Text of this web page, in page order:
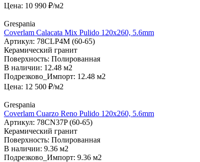
Цена: 10 990 ₽/м2
Grespania
Coverlam Calacata Mix Pulido 120х260, 5.6mm
Артикул: 78CLP4M (60-65)
Керамический гранит
Поверхность: Полированная
В наличии: 12.48 м2
Подрезково_Импорт: 12.48 м2
Цена: 12 500 ₽/м2
Grespania
Coverlam Cuarzo Reno Pulido 120х260, 5.6mm
Артикул: 78CN37P (60-65)
Керамический гранит
Поверхность: Полированная
В наличии: 9.36 м2
Подрезково_Импорт: 9.36 м2